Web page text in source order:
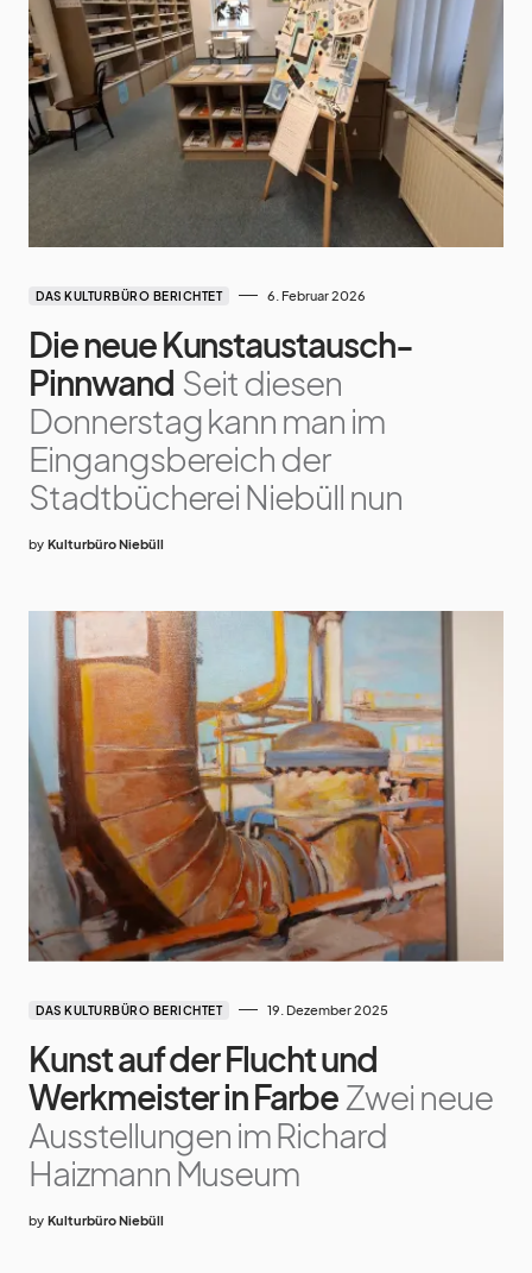
DAS KULTURBÜRO BERICHTET 6. Februar 2026
Die neue Kunstaustausch-
Pinnwand Seit diesen
Donnerstag kann man im
Eingangsbereich der
Stadtbücherei Niebüll nun
by Kulturbüro Niebüll
DAS KULTURBÜRO BERICHTET 19. Dezember 2025
Kunst auf der Flucht und
Werkmeister in Farbe Zwei neue
Ausstellungen im Richard
Haizmann Museum
by Kulturbüro Niebüll